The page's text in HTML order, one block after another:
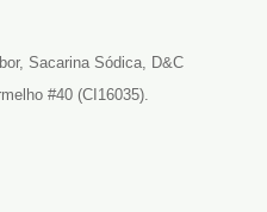
Sacarina Sódica, D&C
#40 (CI16035).